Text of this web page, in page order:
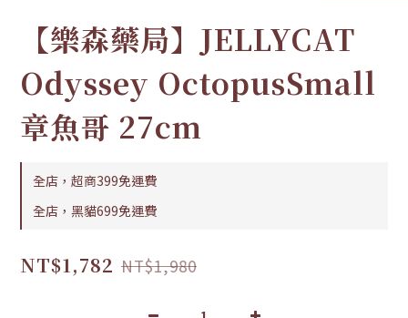
【樂森藥局】JELLYCAT
Odyssey OctopusSmall
章魚哥 27cm
全店，超商399免運費
全店，黑貓699免運費
NT$1,782 NT$1,980